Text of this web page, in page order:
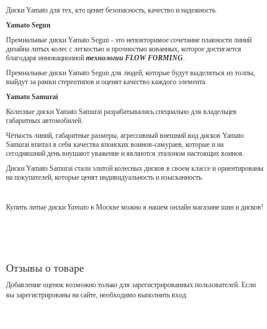
Диски Yamato для тех, кто ценит безопасность, качество и надежность.
Yamato Segun
Премиальные диски Yamato Segun - это неповторимое сочетание плавности линий
дизайна литых колес с легкостью и прочностью кованных, которое достигается
благодаря инновационной технологии FLOW FORMING.
Премиальные диски Yamato Segun для людей, которые будут выделяться из толпы,
выйдут за рамки стереотипов и оценят качество каждого элемента.
Yamato Samurai
Колесные диски Yamato Samurai разрабатывались специально для владельцев
габаритных автомобилей.
Чёткость линий, габаритные размеры, агрессивный внешний вид дисков Yamato
Samurai впитал в себя качества японских воинов-самураев, которые и на
сегодняшний день внушают уважение и являются эталоном настоящих воинов.
Диски Yamato Samurai стали элитой колесных дисков в своем классе и ориентированы
на покупателей, которые ценят индивидуальность и изысканность.
Купить литые диски Yamato в Москве можно в нашем онлайн магазине шин и дисков!
Отзывы о товаре
Добавление оценок возможно только для зарегистрированных пользователей. Если
вы зарегистрированы на сайте, необходимо выполнить вход.